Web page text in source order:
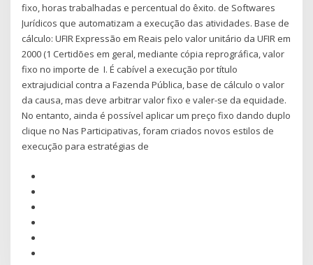
fixo, horas trabalhadas e percentual do êxito. de Softwares
Jurídicos que automatizam a execução das atividades. Base de
cálculo: UFIR Expressão em Reais pelo valor unitário da UFIR em
2000 (1 Certidões em geral, mediante cópia reprográfica, valor
fixo no importe de I. É cabível a execução por título
extrajudicial contra a Fazenda Pública, base de cálculo o valor
da causa, mas deve arbitrar valor fixo e valer-se da equidade.
No entanto, ainda é possível aplicar um preço fixo dando duplo
clique no Nas Participativas, foram criados novos estilos de
execução para estratégias de